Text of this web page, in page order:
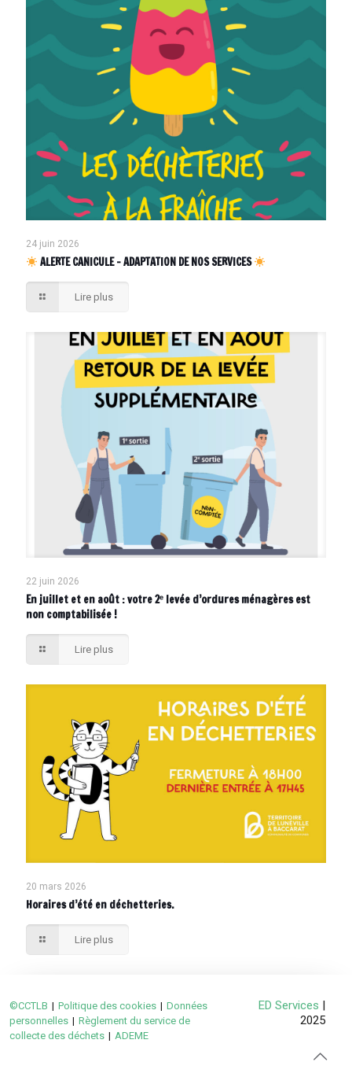
24 juin 2026
ALERTE CANICULE – ADAPTATION DE NOS SERVICES
Lire plus
22 juin 2026
En juillet et en août : votre 2ᵉ levée d’ordures ménagères est
non comptabilisée !
Lire plus
20 mars 2026
Horaires d’été en déchetteries.
Lire plus
©CCTLB | Politique des cookies | Données
personnelles | Règlement du service de
collecte des déchets | ADEME
ED Services |
2025